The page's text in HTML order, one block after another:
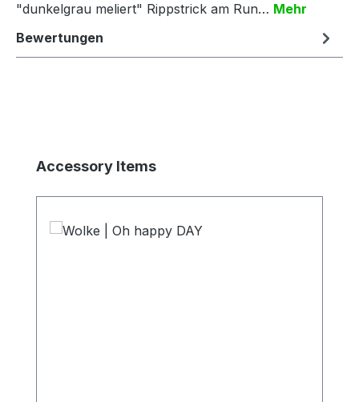
"dunkelgrau meliert" Rippstrick am Run… Mehr
Bewertungen
Produktgalerie überspringen
Accessory Items